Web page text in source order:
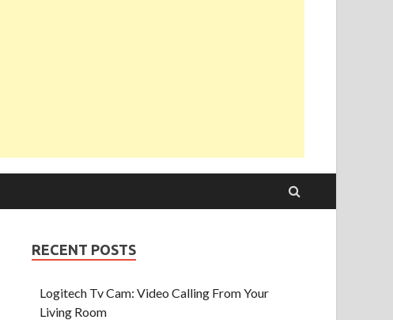
RECENT POSTS
Logitech Tv Cam: Video Calling From Your
Living Room